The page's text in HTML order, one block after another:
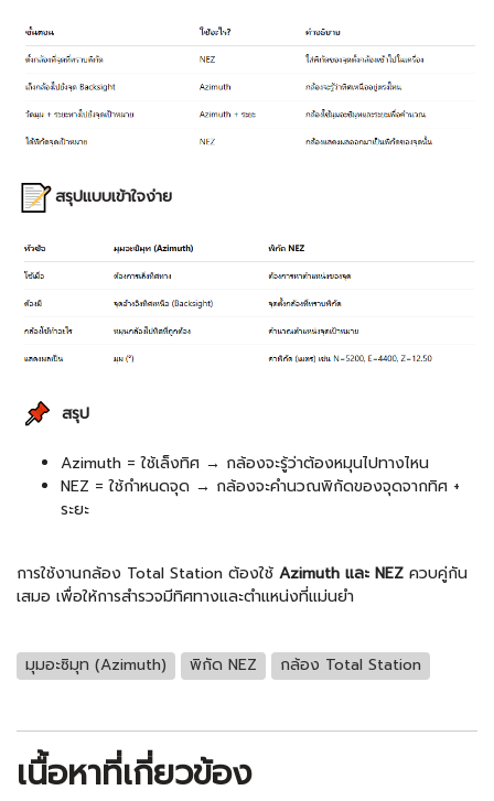
สรุปแบบเข้าใจง่าย
สรุป
Azimuth = ใช้เล็งทิศ → กล้องจะรู้ว่าต้องหมุนไปทางไหน
NEZ = ใช้กำหนดจุด → กล้องจะคำนวณพิกัดของจุดจากทิศ +
ระยะ
การใช้งานกล้อง Total Station ต้องใช้ Azimuth และ NEZ ควบคู่กัน
เสมอ เพื่อให้การสำรวจมีทิศทางและตำแหน่งที่แม่นยำ
มุมอะซิมุท (Azimuth) พิกัด NEZ กล้อง Total Station
เนื้อหาที่เกี่ยวข้อง